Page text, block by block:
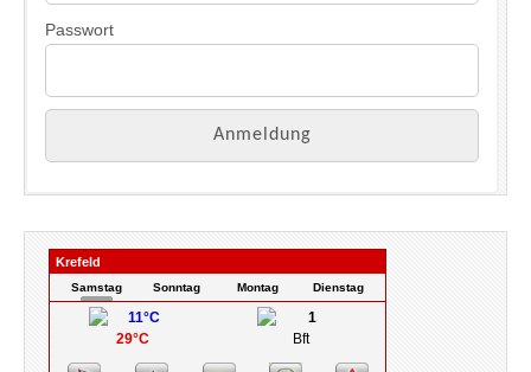
Passwort